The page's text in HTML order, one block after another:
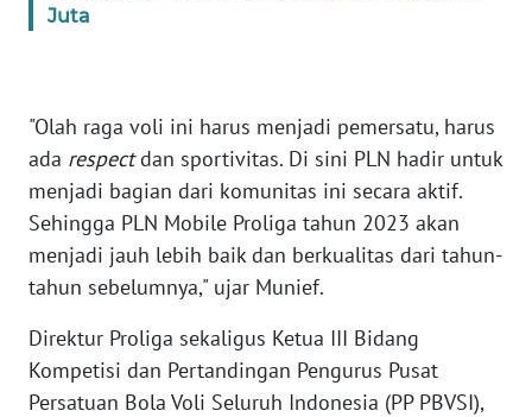
Juta
"Olah raga voli ini harus menjadi pemersatu, harus
ada respectdan sportivitas. Di sini PLN hadir untuk
menjadi bagian dari komunitas ini secara aktif.
Sehingga PLN Mobile Proliga tahun 2023 akan
menjadi jauh lebih baik dan berkualitas dari tahun-
tahun sebelumnya," ujar Munief.
Direktur Proliga sekaligus Ketua III Bidang
Kompetisi dan Pertandingan Pengurus Pusat
Persatuan Bola Voli Seluruh Indonesia (PP PBVSI),
WN
BENGKULU
WN
LAMPUNG
JATENG
WN